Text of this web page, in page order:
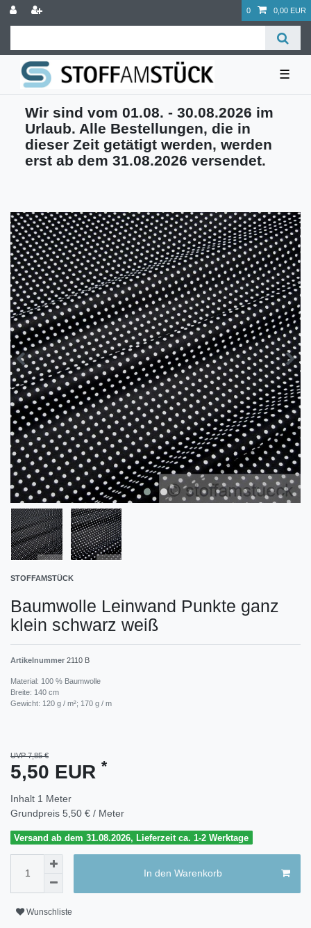
0 0,00 EUR
☰
Wir sind vom 01.08. - 30.08.2026 im
Urlaub. Alle Bestellungen, die in
dieser Zeit getätigt werden, werden
erst ab dem 31.08.2026 versendet.
STOFFAMSTÜCK
Baumwolle Leinwand Punkte ganz
klein schwarz weiß
Artikelnummer 2110 B
Material: 100 % Baumwolle
Breite: 140 cm
Gewicht: 120 g / m²; 170 g / m
UVP 7,85 €
5,50 EUR *
Inhalt 1 Meter
Grundpreis 5,50 € / Meter
Versand ab dem 31.08.2026, Lieferzeit ca. 1-2 Werktage
In den Warenkorb
Wunschliste